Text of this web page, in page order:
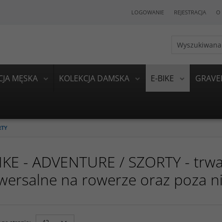
LOGOWANIE REJESTRACJA O
MĘSKA KOLEKCJA DAMSKA E-BIKE
- ADVENTURE / SZORTY -
na rowerze oraz poza